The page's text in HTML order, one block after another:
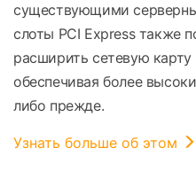
существующими
слоты PCI Express также
расширить сетевую карту
обеспечивая более
либо прежде.
Узнать больше об этом